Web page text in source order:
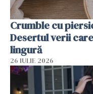
Crumble cu
Desertul verii
lingură
26 IULIE 2026